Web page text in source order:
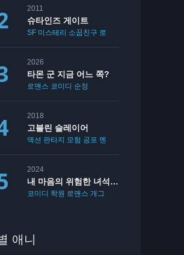
2011
슈타인즈 게이트
SF 미스테리 소꿉친구 로맨스
2026
타몬 군 지금 어느 쪽?
로맨스 코미디 순정
2018
고블린 슬레이어
액션 판타지 모험 공포 멘붕
2024
내 마음의 위험한 녀석 2기
코미디 학원 로맨스 개그
애니